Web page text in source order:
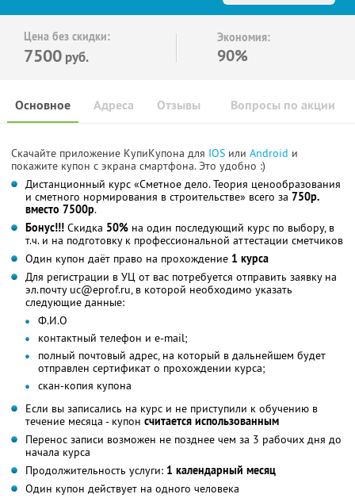
Цена без скидки:
7500 руб.
Экономия:
90%
Основное Отзывы Вопросы по акции
Адреса
Скачайте приложение КупиКупона для IOS или Android и
покажите купон с экрана смартфона. Это удобно :)
Дистанционный курс «Сметное дело. Теория ценообразования
и сметного нормирования в строительстве» всего за 750р.
вместо 7500р.
Бонус!!! Скидка 50% на один последующий курс по выбору, в
т.ч. и на подготовку к профессиональной аттестации сметчиков
Один купон даёт право на прохождение 1 курса
Для регистрации в УЦ от вас потребуется отправить заявку на
эл.почту uc@eprof.ru, в которой необходимо указать
следующие данные:
Ф.И.О
контактный телефон и e-mail;
полный почтовый адрес, на который в дальнейшем будет
отправлен сертификат о прохождении курса;
скан-копия купона
Если вы записались на курс и не приступили к обучению в
течение месяца - купон считается использованным
Перенос записи возможен не позднее чем за 3 рабочих дня до
начала курса
Продолжительность услуги: 1 календарный месяц
Один купон действует на одного человека